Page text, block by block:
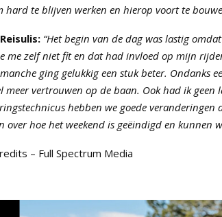
hard te blijven werken en hierop voort te
Reisulis: “Het begin van de dag was lastig
me zelf niet fit en dat had invloed op mijn
ging gelukkig een stuk beter. Ondanks
meer vertrouwen op de baan. Ook had ik
hebben we goede
over hoe het weekend is geëindigd en kunnen
– Full Spectrum Media